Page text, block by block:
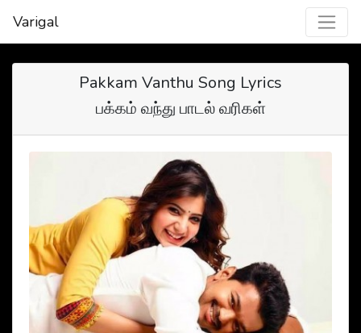
Varigal
Pakkam Vanthu Song Lyrics
பக்கம் வந்து பாடல் வரிகள்